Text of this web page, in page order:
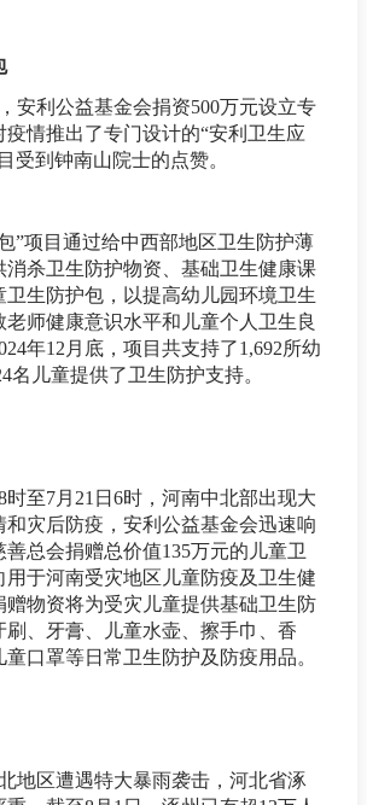
安利公益基金会捐资500万元设立专
情推出了专门设计的“安利卫生应
受到钟南山院士的点赞。
”项目通过给中西部地区卫生防护薄
消杀卫生防护物资、基础卫生健康课
卫生防护包，以提高幼儿园环境卫生
老师健康意识水平和儿童个人卫生良
年12月底，项目共支持了1,692所幼
名儿童提供了卫生防护支持。
时至7月21日6时，河南中北部出现大
和灾后防疫，安利公益基金会迅速响
善总会捐赠总价值135万元的儿童卫
用于河南受灾地区儿童防疫及卫生健
赠物资将为受灾儿童提供基础卫生防
刷、牙膏、儿童水壶、擦手巾、香
口罩等日常卫生防护及防疫用品。
地区遭遇特大暴雨袭击，河北省涿